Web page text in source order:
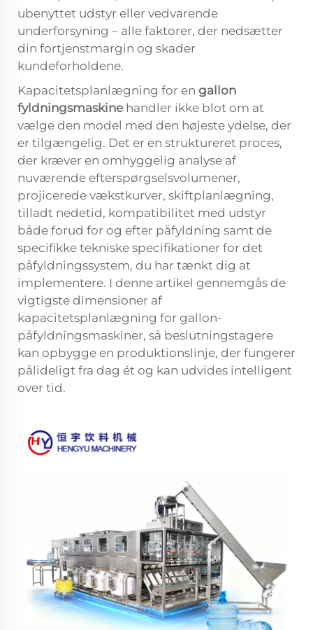
ubenyttet udstyr eller vedvarende
underforsyning – alle faktorer, der nedsætter
din fortjenstmargin og skader
kundeforholdene.
Kapacitetsplanlægning for en gallon
fyldningsmaskine handler ikke blot om at
vælge den model med den højeste ydelse, der
er tilgængelig. Det er en struktureret proces,
der kræver en omhyggelig analyse af
nuværende efterspørgselsvolumener,
projicerede vækstkurver, skiftplanlægning,
tilladt nedetid, kompatibilitet med udstyr
både forud for og efter påfyldning samt de
specifikke tekniske specifikationer for det
påfyldningssystem, du har tænkt dig at
implementere. I denne artikel gennemgås de
vigtigste dimensioner af
kapacitetsplanlægning for gallon-
påfyldningsmaskiner, så beslutningstagere
kan opbygge en produktionslinje, der fungerer
pålideligt fra dag ét og kan udvides intelligent
over tid.